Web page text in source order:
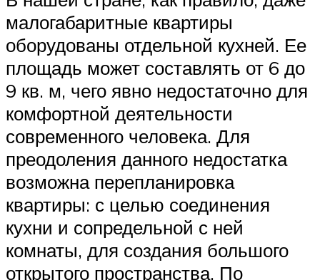
малогабаритные квартиры
оборудованы отдельной кухней. Ее
площадь может составлять от 6 до
9 кв. м, чего явно недостаточно для
комфортной деятельности
современного человека. Для
преодоления данного недостатка
возможна перепланировка
квартиры: с целью соединения
кухни и сопредельной с ней
комнаты, для создания большого
открытого пространства. По